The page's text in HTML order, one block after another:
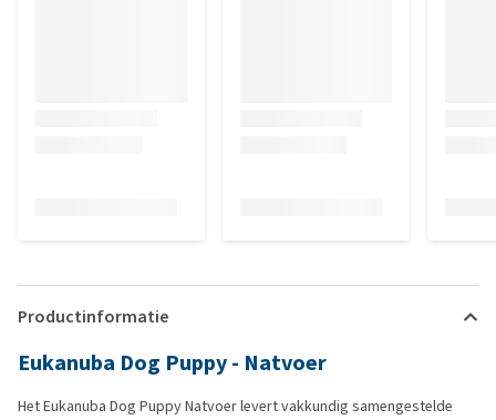
Productinformatie
Eukanuba Dog Puppy - Natvoer
Het Eukanuba Dog Puppy Natvoer levert vakkundig samengestelde